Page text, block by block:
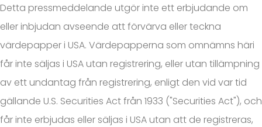
Detta pressmeddelande utgör inte ett erbjudande om
eller inbjudan avseende att förvärva eller teckna
värdepapper i USA. Värdepapperna som omnämns häri
får inte säljas i USA utan registrering, eller utan tillämpning
av ett undantag från registrering, enligt den vid var tid
gällande U.S. Securities Act från 1933 ("Securities Act"), och
får inte erbjudas eller säljas i USA utan att de registreras,